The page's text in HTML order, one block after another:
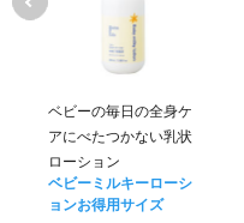
ベビーの毎日の全身ケ
アにべたつかない乳状
ローション
ベビーミルキーローシ
ョンお得用サイズ